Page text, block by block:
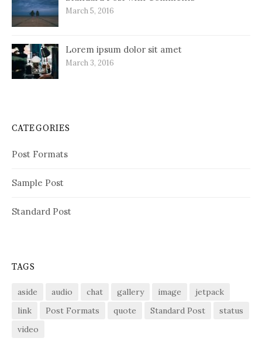
March 5, 2016
Lorem ipsum dolor sit amet
March 3, 2016
CATEGORIES
Post Formats
Sample Post
Standard Post
TAGS
aside audio chat gallery image
jetpack
link
Post Formats quote Standard Post
status
video